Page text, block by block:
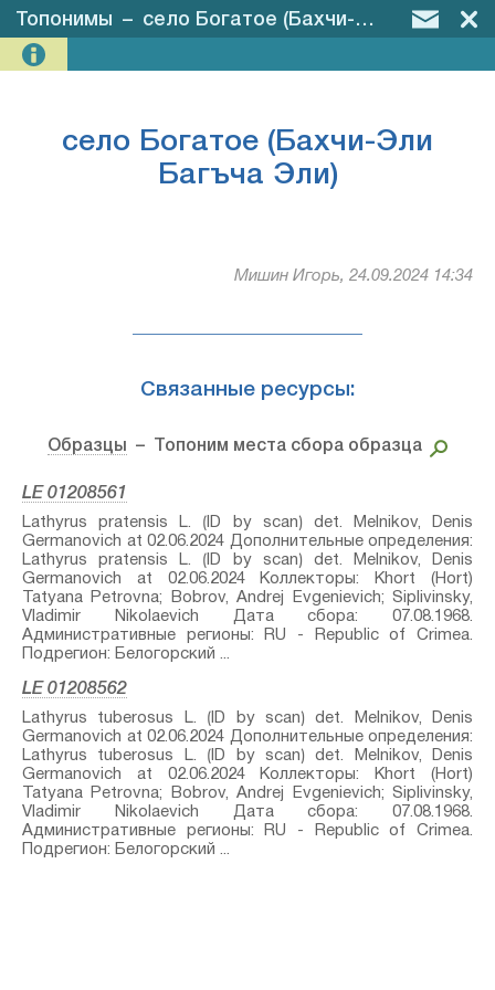
Топонимы – село Богатое (Бахчи-Эли Багъча Эли)
село Богатое (Бахчи-Эли
Багъча Эли)
Мишин Игорь, 24.09.2024 14:34
Связанные ресурсы:
Образцы – Топоним места сбора образца
LE 01208561
Lathyrus pratensis L.⁣ ⟮ID by scan⟯ det. Melnikov, Denis
Germanovich at 02.06.2024 Дополнительные определения:
Lathyrus pratensis L.⁣ ⟮ID by scan⟯ det. Melnikov, Denis
Germanovich at 02.06.2024 Коллекторы: Khort (Hort)
Tatyana Petrovna; Bobrov, Andrej Evgenievich; Siplivinsky,
Vladimir Nikolaevich Дата сбора: 07.08.1968.
Административные регионы: RU - Republic of Crimea.
Подрегион: Белогорский ...
LE 01208562
Lathyrus tuberosus L.⁣ ⟮ID by scan⟯ det. Melnikov, Denis
Germanovich at 02.06.2024 Дополнительные определения:
Lathyrus tuberosus L.⁣ ⟮ID by scan⟯ det. Melnikov, Denis
Germanovich at 02.06.2024 Коллекторы: Khort (Hort)
Tatyana Petrovna; Bobrov, Andrej Evgenievich; Siplivinsky,
Vladimir Nikolaevich Дата сбора: 07.08.1968.
Административные регионы: RU - Republic of Crimea.
Подрегион: Белогорский ...